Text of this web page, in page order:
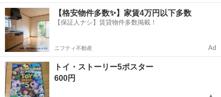
円！／うれしい土日祝休み★年間休日125日／稼げる夜勤専属！日払い
OK！ 人気の工場のお仕事 ◇カーナビゲーション部品の組立◇ ■ 業務
内容 車載用カーナビゲ...
長野 松本市 南松本駅 その他
【格安物件多数✨】家賃4万円以下多数
【保証人ナシ】賃貸物件多数掲載！
ニフティ不動産 Ad
トイ・ストーリー5ポスター
600円